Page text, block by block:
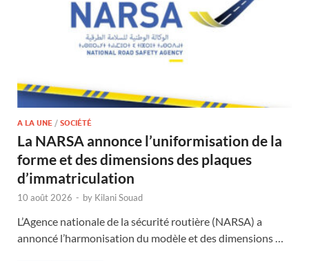
A LA UNE / SOCIÉTÉ
La NARSA annonce l’uniformisation de la
forme et des dimensions des plaques
d’immatriculation
10 août 2026 - by Kilani Souad
L’Agence nationale de la sécurité routière (NARSA) a
annoncé l’harmonisation du modèle et des dimensions …